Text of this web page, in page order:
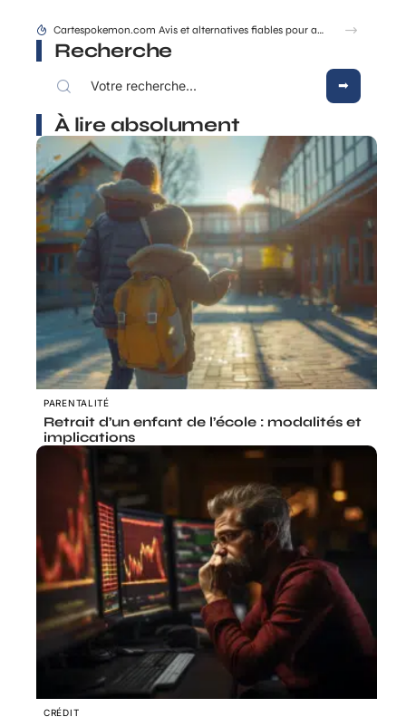
Cartespokemon.com Avis et alternatives fiables pour acheter vos cartes
Recherche
À lire absolument
PARENTALITÉ
Retrait d’un enfant de l’école : modalités et
implications
CRÉDIT